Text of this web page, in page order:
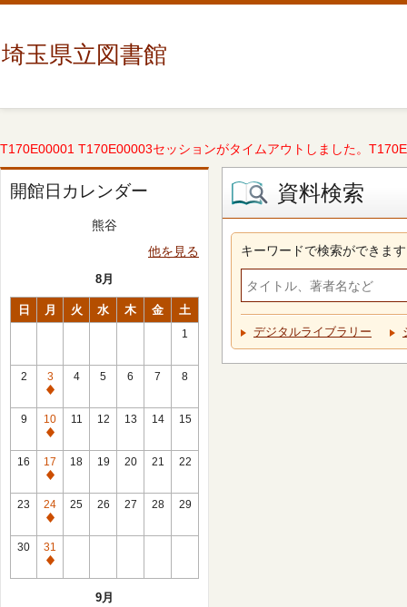
埼玉県立図書館
T170E00001 T170E00003セッションがタイムアウトしました。
開館日カレンダー
熊谷
他を見る
8月
日 月 火 水 木 金 土
1
2
3
休
館
日
4 5 6 7 8
9
10
休
館
日
11 12 13 14 15
16
17
休
館
日
18 19 20 21 22
23
24
休
館
日
25 26 27 28 29
30
31
休
9月
資料検索
キーワードで検索ができます
デジタルライブラリー